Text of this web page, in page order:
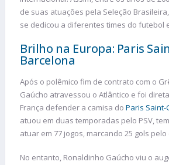
de suas atuações pela Seleção
se dedicou a diferentes times do futebol
Brilho na Europa: Paris
Barcelona
Após o polêmico fim de contrato com o
Gaúcho atravessou o Atlântico e foi
França defender a camisa do Paris Saint-
atuou em duas temporadas pelo PSV,
atuar em 77 jogos, marcando 25 gols pelo
No entanto, Ronaldinho Gaúcho viu o